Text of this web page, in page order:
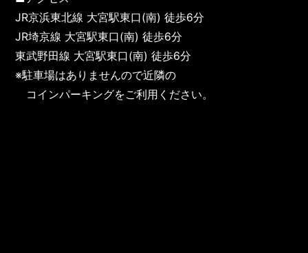
JR京浜東北線 大宮駅東口(南) 徒歩6分
JR埼京線 大宮駅東口(南) 徒歩6分
東武野田線 大宮駅東口(南) 徒歩6分
※駐車場はありませんので近隣の
コインパーキングをご利用ください。